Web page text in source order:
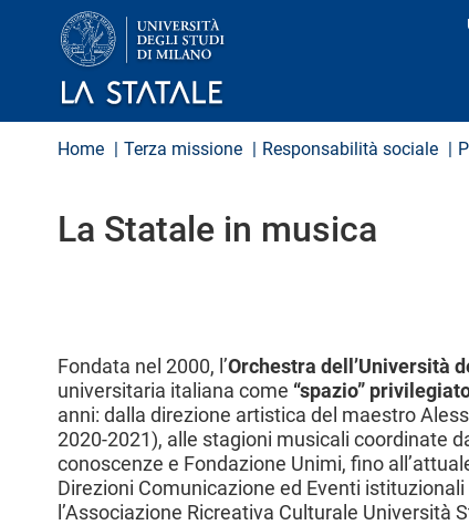
Home Terza missione Responsabilità sociale
La Statale in musica
Fondata nel 2000, l’Orchestra dell’Università
universitaria italiana come “spazio”
anni: dalla direzione artistica del maestro
2020-2021), alle stagioni musicali coordinate
conoscenze e Fondazione Unimi, fino
Direzioni Comunicazione ed Eventi
l’Associazione Ricreativa Culturale Università